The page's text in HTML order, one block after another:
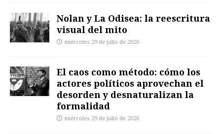
Nolan y La Odisea: la reescritura
visual del mito
miércoles 29 de julio de 2026
El caos como método: cómo los
actores políticos aprovechan el
desorden y desnaturalizan la
formalidad
miércoles 29 de julio de 2026